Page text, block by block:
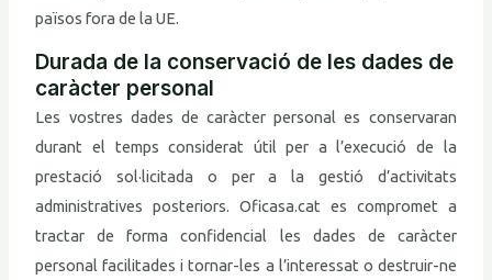
països fora de la UE.
Durada de la conservació de les dades de
caràcter personal
Les vostres dades de caràcter personal es conservaran
durant el temps considerat útil per a l’execució de la
prestació sol·licitada o per a la gestió d’activitats
administratives posteriors. Oficasa.cat es compromet a
tractar de forma confidencial les dades de caràcter
personal facilitades i tornar-les a l’interessat o destruir-ne